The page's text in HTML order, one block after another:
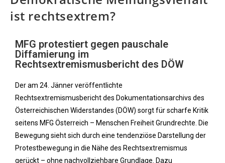
ist rechtsextrem?
MFG protestiert gegen pauschale
Diffamierung im
Rechtsextremismusbericht des DÖW
Der am 24. Jänner veröffentlichte
Rechtsextremismusbericht des Dokumentationsarchivs des
Österreichischen Widerstandes (DÖW) sorgt für scharfe Kritik
seitens MFG Österreich – Menschen Freiheit Grundrechte. Die
Bewegung sieht sich durch eine tendenziöse Darstellung der
Protestbewegung in die Nähe des Rechtsextremismus
gerückt – ohne nachvollziehbare Grundlage. Dazu